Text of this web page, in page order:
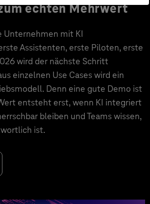
echten Mehrwert
Unternehmen mit KI
Assistenten, erste Piloten, erste
wird der nächste Schritt
einzelnen Use Cases wird ein
Denn eine gute Demo ist
entsteht erst, wenn KI integriert
bleiben und Teams wissen,
ist.